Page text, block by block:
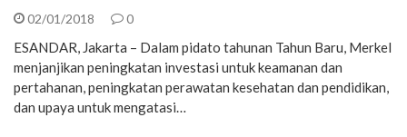
02/01/2018 0
ESANDAR, Jakarta – Dalam pidato tahunan Tahun Baru, Merkel
menjanjikan peningkatan investasi untuk keamanan dan
pertahanan, peningkatan perawatan kesehatan dan pendidikan,
dan upaya untuk mengatasi…